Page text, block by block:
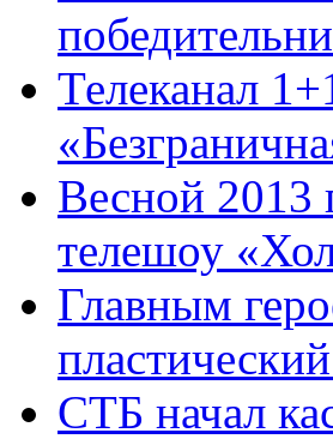
Телеканал
Весной 2013
телешоу
Главным
СТБ начал